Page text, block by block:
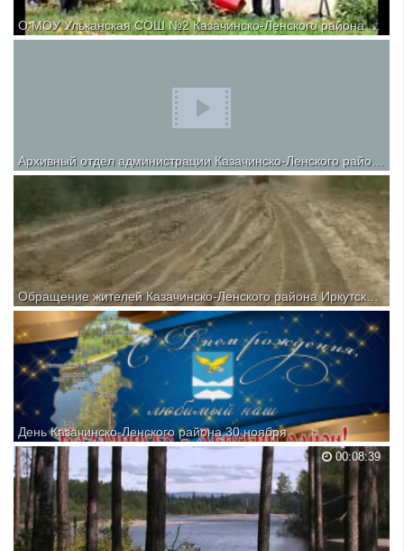
О МОУ Ульканская СОШ №2 Казачинско-Ленского района Иркутской области
Архивный отдел администрации Казачинско-Ленского района
Обращение жителей Казачинско-Ленского района Иркутской области
Жители Казачинско-Ленского района Иркутской области выставили
в соцсетях видео разбитых дорог. Они сделали это после того, как
губернатор Игорь Кобзев объявил, что регион возьмёт шефство над
городом Кировск в Луганской народной республике и...
День Казачинско-Ленского района 30 ноября
00:08:39